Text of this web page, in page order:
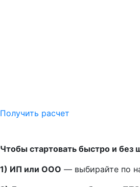
Получить расчет
Чтобы стартовать быстро и без
1) ИП или ООО — выбирайте по